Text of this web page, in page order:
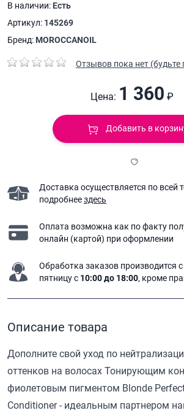
В наличии: Есть
Артикул: 145269
Бренд: MOROCCANOIL
Отзывов пока нет
Цена: 1 360 ₽
Добавить в
Доставка осуществляется по всей
подробнеездесь
Оплата возможна как по факту
онлайн (картой) при оформлении
Обработка заказов производится
пятницу с 10:00 до 18:00, кроме
Описание товара
Дополните свой уход по
оттенков на волосах Тонирующим
фиолетовым пигментом Blonde
Conditioner - идеальным партнером